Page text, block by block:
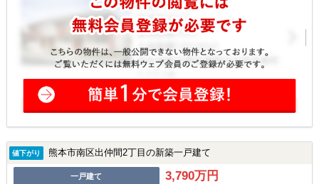
値下がり 熊本市南区出仲間2丁目の新築一戸建て
一戸建て 3,790万円